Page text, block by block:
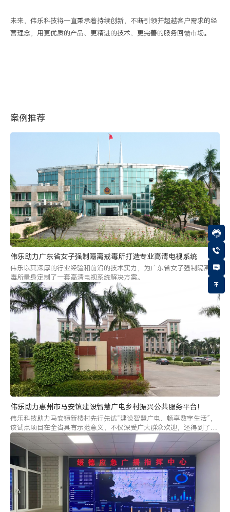
未来，伟乐科技将一直秉承着持续创新，不断引领并超越客户需求的经
营理念，用更优质的产品、更精进的技术、更完善的服务回馈市场。
案例推荐
伟乐助力广东省女子强制隔离戒毒所打造专业高清电视系统
伟乐以其深厚的行业经验和前沿的技术实力，为广东省女子强制隔离戒
毒所量身定制了一套高清电视系统解决方案。
伟乐助力惠州市马安镇建设智慧广电乡村振兴公共服务平台！
伟乐科技助力马安镇新楼村先行先试“建设智慧广电、畅享数字生活”，
该试点项目在全省具有示范意义，不仅深受广大群众欢迎，还得到了有
关领导的充分肯定。